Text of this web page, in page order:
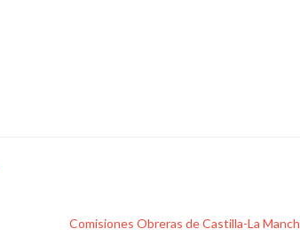
Comisiones Obreras de Castilla-La